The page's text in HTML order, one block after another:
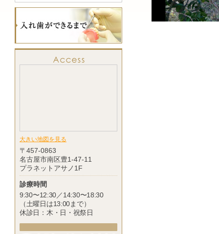
大きい地図を見る
〒457-0863
名古屋市南区豊1-47-11
プラネットアサノ1F
診療時間
9:30〜12:30／14:30〜18:30
（土曜日は13:00まで）
休診日：木・日・祝祭日